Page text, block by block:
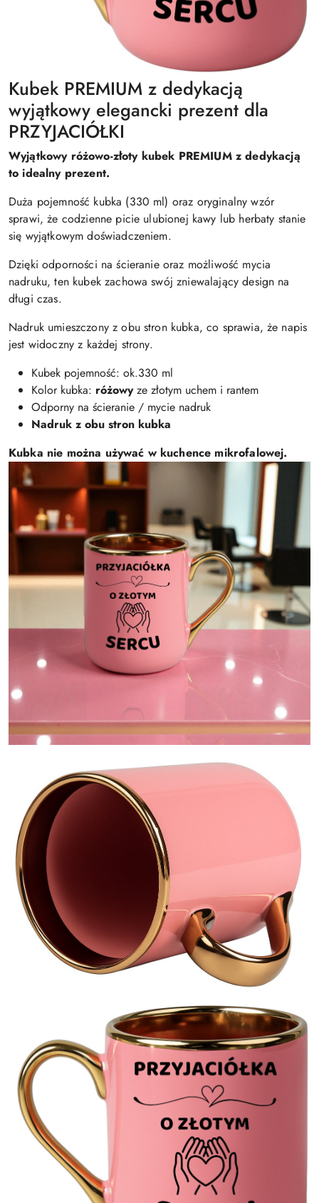
Kubek PREMIUM z dedykacją
wyjątkowy elegancki prezent dla
PRZYJACIÓŁKI
Wyjątkowy różowo-złoty kubek PREMIUM z dedykacją
to idealny prezent.
Duża pojemność kubka (330 ml) oraz oryginalny wzór
sprawi, że codzienne picie ulubionej kawy lub herbaty stanie
się wyjątkowym doświadczeniem.
Dzięki odporności na ścieranie oraz możliwość mycia
nadruku, ten kubek zachowa swój zniewalający design na
długi czas.
Nadruk umieszczony z obu stron kubka, co sprawia, że napis
jest widoczny z każdej strony.
Kubek pojemność: ok.330 ml
Kolor kubka: różowyze złotym uchem i rantem
Odporny na ścieranie / mycie nadruk
Nadruk z obu stron kubka
Kubka nie można używać w kuchence mikrofalowej.